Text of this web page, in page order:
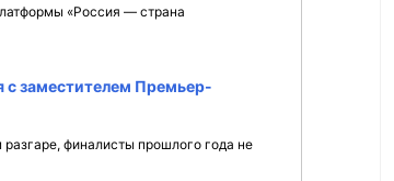
«Россия — страна
заместителем Премьер-
финалисты прошлого года не